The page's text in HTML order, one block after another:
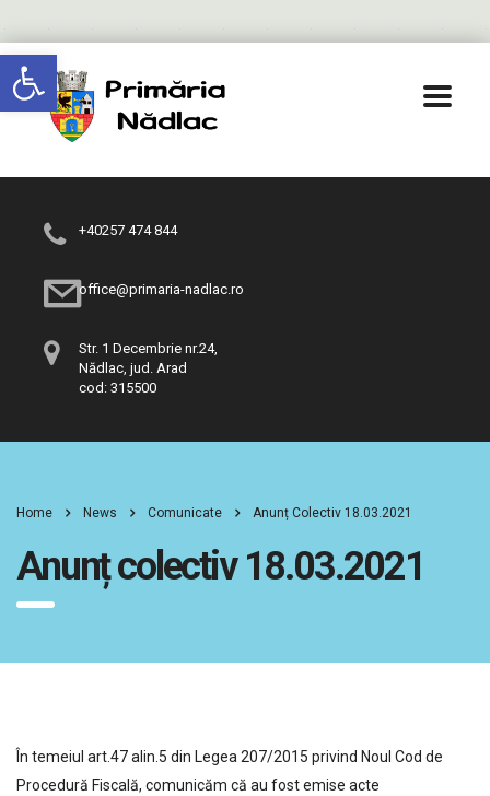
Deschide bara de unelte
+40257 474 844
office@primaria-nadlac.ro
Str. 1 Decembrie nr.24,
Nădlac, jud. Arad
cod: 315500
Home News Comunicate Anunț Colectiv 18.03.2021
Anunț colectiv 18.03.2021
În temeiul art.47 alin.5 din Legea 207/2015 privind Noul Cod de
Procedură Fiscală, comunicăm că au fost emise acte